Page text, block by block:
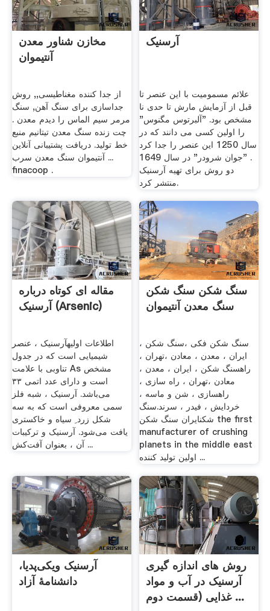
مخازن شناور معدن
آنتیموان
از جدا کننده مغناطیسی,, روش
جداسازی برای سنگ آهن, سنگ
مرمر سیم الماس را دیدم معدن .
چت زنده سنگ معدن تیتانیم منبع
خط تولید. دریافت پشتیبانی آنلاین
... آنتیموان سنگ معدن سرب
finacoop .
آرسنیک
علائم مسمومیت با این عنصر تا
قبل از آزمایش مارش تا حدی نا
مشخص بود. "آلبرتوس مگنوس"
را اولین کسی می دانند که در
سال 1250 این عنصر را جدا کرد
. "جوان شرودر" در سال 1649
دو روش برای تهیه آرسنیک
منتشر کرد.
مقاله ای کوتاه درباره
آرسنیک (Arsenic)
اطلاعات اولیهآرسنیک ، عنصر
شیمیایی است که در جدول
تناوبی با علامت As مشخص
است و دارای عدد اتمی ۳۳
می‌باشد. آرسنیک ، شبه فلز
سمی معروفی است که به سه
شکل زرد ِ سیاه و خاکستری
یافت می‌شود. آرسنیک و ترکیبات
آن ، بعنوان آفت‌کش ...
سنگ شکن سنگ شکن
سنگ معدن آنتیموان
سنگ شکن فکی ،سنگ شکن ،
ایران ، معدن ، معادن ،تهران ،
راهسنگ شکن ، ایران ، معدن ،
معادن ،تهران ، راه سازی ،
راهسازی ، شن و ماسه ،
خردایش ، فیدر ، سرند.سنگ
شکنایران سنگ شکن the first
manufacturer of crushing
planets in the middle east
اولین تولید کننده ...
آرسنیک ویکی‌پدیا،
دانشنامهٔ آزاد
روش های اندازه گیری
آرسنیک در آب و مواد
غذایی (قسمت دوم ...